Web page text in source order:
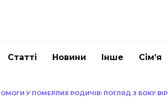
Статті Новини Інше Сім’я
У ПОМЕРЛИХ РОДИЧІВ: ПОГЛЯД З БОКУ